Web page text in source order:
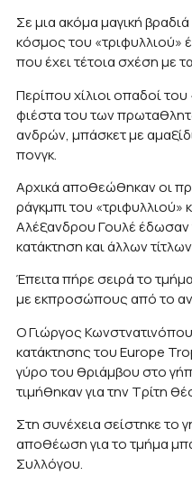
Σε μια ακόμα μαγική
κόσμος του «τριφυλλιού»
που έχει τέτοια σχέση με
Περίπου χίλιοι οπαδοί
φιέστα του των
ανδρών, μπάσκετ με
πονγκ.
Αρχικά αποθεώθηκαν οι
ράγκμπι του «τριφυλλιού»
Αλέξανδρου Γουλέ έδωσαν
κατάκτηση και άλλων
Έπειτα πήρε σειρά το
με εκπροσώπους από το
Ο Γιώργος
κατάκτησης του Europe
γύρο του θριάμβου στο
τιμήθηκαν για την Τρίτη
Στη συνέχεια σείστηκε το
αποθέωση για το τμήμα
Συλλόγου.